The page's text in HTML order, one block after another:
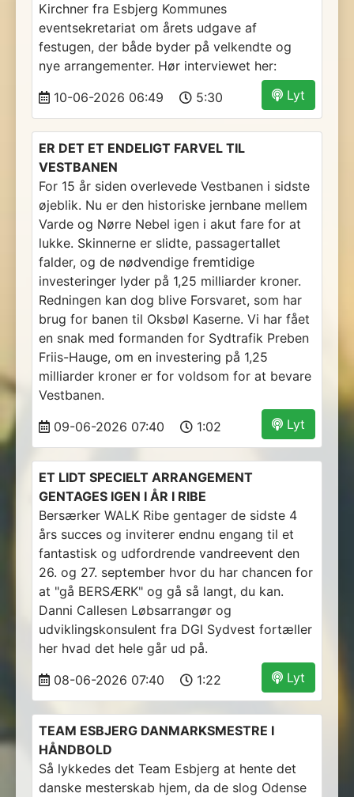
Kirchner fra Esbjerg Kommunes
eventsekretariat om årets udgave af
festugen, der både byder på velkendte og
nye arrangementer. Hør interviewet her:
Lyt
10-06-2026 06:49 5:30
ER DET ET ENDELIGT FARVEL TIL
VESTBANEN
For 15 år siden overlevede Vestbanen i sidste
øjeblik. Nu er den historiske jernbane mellem
Varde og Nørre Nebel igen i akut fare for at
lukke. Skinnerne er slidte, passagertallet
falder, og de nødvendige fremtidige
investeringer lyder på 1,25 milliarder kroner.
Redningen kan dog blive Forsvaret, som har
brug for banen til Oksbøl Kaserne. Vi har fået
en snak med formanden for Sydtrafik Preben
Friis-Hauge, om en investering på 1,25
milliarder kroner er for voldsom for at bevare
Vestbanen.
Lyt
09-06-2026 07:40 1:02
ET LIDT SPECIELT ARRANGEMENT
GENTAGES IGEN I ÅR I RIBE
Bersærker WALK Ribe gentager de sidste 4
års succes og inviterer endnu engang til et
fantastisk og udfordrende vandreevent den
26. og 27. september hvor du har chancen for
at "gå BERSÆRK" og gå så langt, du kan.
Danni Callesen Løbsarrangør og
udviklingskonsulent fra DGI Sydvest fortæller
her hvad det hele går ud på.
Lyt
08-06-2026 07:40 1:22
TEAM ESBJERG DANMARKSMESTRE I
HÅNDBOLD
Så lykkedes det Team Esbjerg at hente det
danske mesterskab hjem, da de slog Odense